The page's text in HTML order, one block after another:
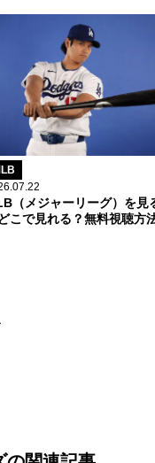
（メジャーリーグ）を見
どこで見れる？無料視聴方